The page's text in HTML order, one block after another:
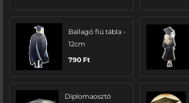
Ballagó fiú tábla -
12cm
790 Ft
Diplomaosztó